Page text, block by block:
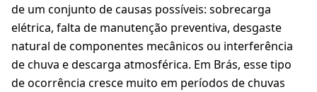
de um conjunto de causas possíveis: sobrecarga
elétrica, falta de manutenção preventiva, desgaste
natural de componentes mecânicos ou interferência
de chuva e descarga atmosférica. Em Brás, esse tipo
de ocorrência cresce muito em períodos de chuvas